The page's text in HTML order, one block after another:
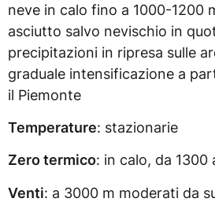
neve in calo fino a 1000-1200
asciutto salvo nevischio in
precipitazioni in ripresa sulle
graduale intensificazione a
il Piemonte
Temperature: stazionarie
Zero termico: in calo, da 1300
Venti: a 3000 m moderati da